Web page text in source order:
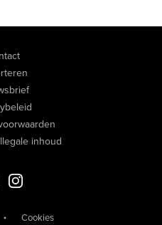
inhoud
Luxevastgoed
Instagram Luxevastgoed
Cookies